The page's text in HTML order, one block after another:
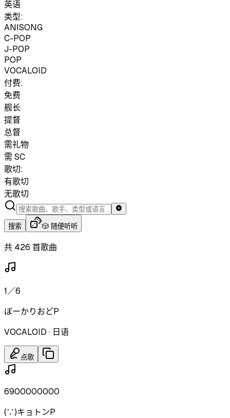
英语
类型:
ANISONG
C-POP
J-POP
POP
VOCALOID
付费:
免费
舰长
提督
总督
需礼物
需 SC
歌切:
有歌切
无歌切
搜索 🎲 随便听听
共 426 首歌曲
1／6
ぼーかりおどP
VOCALOID · 日语
点歌
6900000000
(∵)キョトンP